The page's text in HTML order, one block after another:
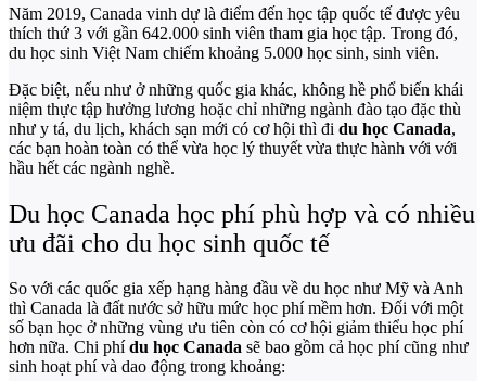
Năm 2019, Canada vinh dự là điểm đến học tập quốc tế được yêu
thích thứ 3 với gần 642.000 sinh viên tham gia học tập. Trong đó,
du học sinh Việt Nam chiếm khoảng 5.000 học sinh, sinh viên.
Đặc biệt, nếu như ở những quốc gia khác, không hề phổ biến khái
niệm thực tập hưởng lương hoặc chỉ những ngành đào tạo đặc thù
như y tá, du lịch, khách sạn mới có cơ hội thì đi du học Canada,
các bạn hoàn toàn có thể vừa học lý thuyết vừa thực hành với với
hầu hết các ngành nghề.
Du học Canada học phí phù hợp và có nhiều
ưu đãi cho du học sinh quốc tế
So với các quốc gia xếp hạng hàng đầu về du học như Mỹ và Anh
thì Canada là đất nước sở hữu mức học phí mềm hơn. Đối với một
số bạn học ở những vùng ưu tiên còn có cơ hội giảm thiểu học phí
hơn nữa. Chi phídu học Canada sẽ bao gồm cả học phí cũng như
sinh hoạt phí và dao động trong khoảng: